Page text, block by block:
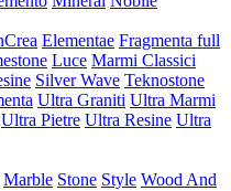
Elementae Fragmenta full
Luce Marmi Classici
Silver Wave Teknostone
Ultra Graniti Ultra Marmi
Ultra Pietre Ultra Resine Ultra
Marble Stone Style Wood And